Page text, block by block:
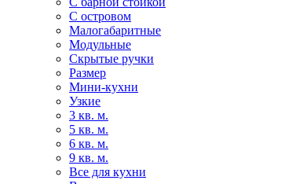
С островом
Малогабаритные
Модульные
Скрытые ручки
Размер
Мини-кухни
Узкие
3 кв. м.
5 кв. м.
6 кв. м.
9 кв. м.
Все для кухни